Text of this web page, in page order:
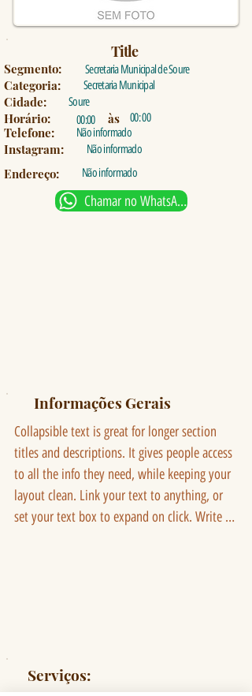
Title
Segmento: Secretaria Municipal de Soure
Categoria: Secretaria Municipal
Cidade: Soure
Horário: 00:00 às 00: 00
Telefone: Não informado
Instagram: Não informado
Endereço: Não informado
Chamar no WhatsApp
Informações Gerais
Collapsible text is great for longer section
titles and descriptions. It gives people access
to all the info they need, while keeping your
layout clean. Link your text to anything, or
set your text box to expand on click. Write
Serviços: